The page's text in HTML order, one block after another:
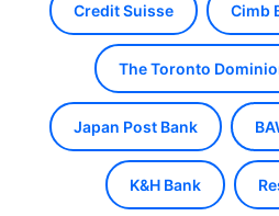
Credit Suisse Cimb
The Toronto
Japan Post Bank
K&H Bank